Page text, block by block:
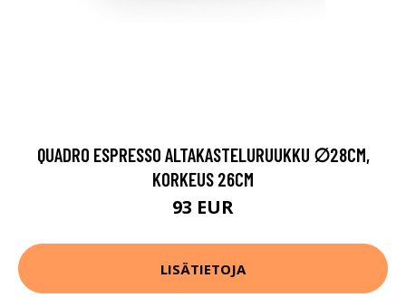
QUADRO ESPRESSO ALTAKASTELURUUKKU ∅28CM,
KORKEUS 26CM
93 EUR
LISÄTIETOJA